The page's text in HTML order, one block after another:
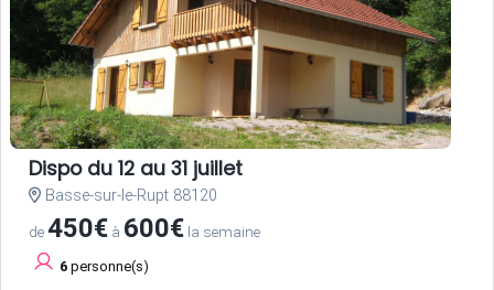
Dispo du 12 au 31 juillet
Basse-sur-le-Rupt 88120
de450€ à 600€ la semaine
6 personne(s)